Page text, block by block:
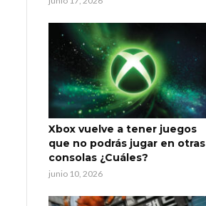
Xbox vuelve a tener juegos
que no podrás jugar en otras
consolas ¿Cuáles?
junio 10, 2026